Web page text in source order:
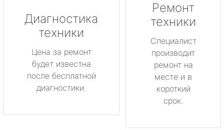
Диагностика
техники
Цена за ремонт
будет известна
после бесплатной
диагностики.
Ремонт
техники
Специалист
производит
ремонт на
месте и в
короткий
срок.